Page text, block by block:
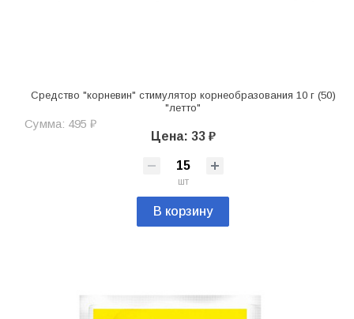
Средство "корневин" стимулятор корнеобразования 10 г (50)
"летто"
Сумма: 495 ₽
Цена: 33 ₽
шт
В корзину